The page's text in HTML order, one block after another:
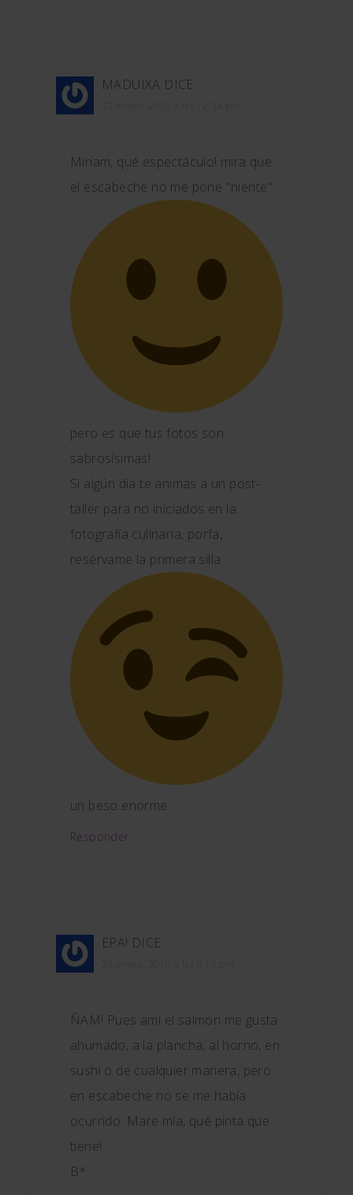
MADUIXA DICE
Miriam, qué espectáculo! mira que
el escabeche no me pone "niente"
pero es que tus fotos son
sabrosísimas!
Si algún día te animas a un post-
taller para no iniciados en la
fotografía culinaria, porfa,
resérvame la primera silla
un beso enorme.
Responder
EPA! DICE
ÑAM! Pues amí el salmón me gusta
ahumado, a la plancha, al horno, en
sushi o de cualquier manera, pero
en escabeche no se me había
ocurrido. Mare mía, qué pinta que
tiene!
B*